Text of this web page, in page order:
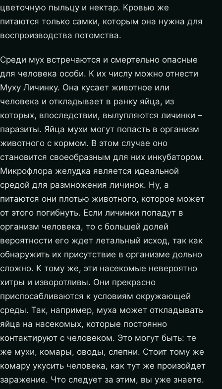
цветочную пыльцу и нектар. Кровью же
питаются только самки, которым она нужна для
воспроизводства потомства.
Среди мух встречаются и смертельно опасные
для человека особи. К их числу можно отнести
Муху Личинку. Она кусает животное или
человека и откладывает в ранку яйца, из
которых, впоследствии, вылупляются личинки –
паразиты. Яйца мухи могут попасть в организм
животного с кормом. В этом случае оно
становится своеобразным для них инкубатором.
Микрофлора желудка является идеальной
средой для размножения личинок. Ну, а
питаются они плотью животного, которое может
от этого погибнуть. Если личинки попадут в
организм человека, то с большей долей
вероятности его ждет летальный исход, так как
обнаружить их присутствие в организме дольно
сложно. К тому же, эти насекомые невероятно
хитры и изворотливы. Они прекрасно
приспосабливаются к условиям окружающей
среды. Так, например, муха может откладывать
яйца на насекомых, которые постоянно
контактируют с человеком. Это могут быть: те
же мухи, комары, оводы, слепни. Стоит тому же
комару укусить человека, как тут же произойдет
заражение. Что следует за этим, вы уже знаете.